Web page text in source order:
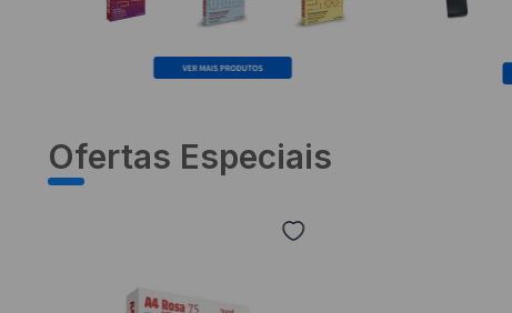
Ofertas Especiais